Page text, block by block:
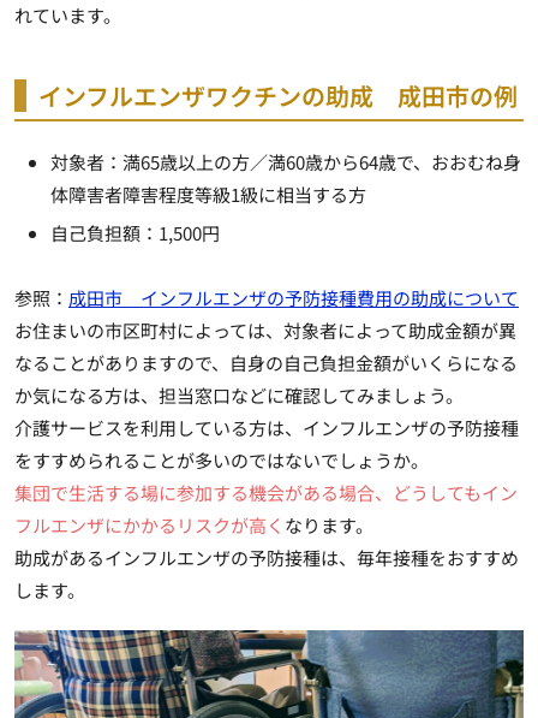
れています。
インフルエンザワクチンの助成 成田市の例
対象者：満65歳以上の方／満60歳から64歳で、おおむね身
体障害者障害程度等級1級に相当する方
自己負担額：1,500円
参照： 成田市 インフルエンザの予防接種費用の助成について
お住まいの市区町村によっては、対象者によって助成金額が異
なることがありますので、自身の自己負担金額がいくらになる
か気になる方は、担当窓口などに確認してみましょう。
介護サービスを利用している方は、インフルエンザの予防接種
をすすめられることが多いのではないでしょうか。
集団で生活する場に参加する機会がある場合、どうしてもイン
フルエンザにかかるリスクが高く なります。
助成があるインフルエンザの予防接種は、毎年接種をおすすめ
します。